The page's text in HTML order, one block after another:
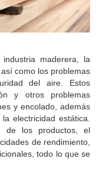
maderera, la
como los problemas
del aire. Estos
y otros problemas
y encolado, además
electricidad estática.
de los productos, el
de rendimiento,
todo lo que se